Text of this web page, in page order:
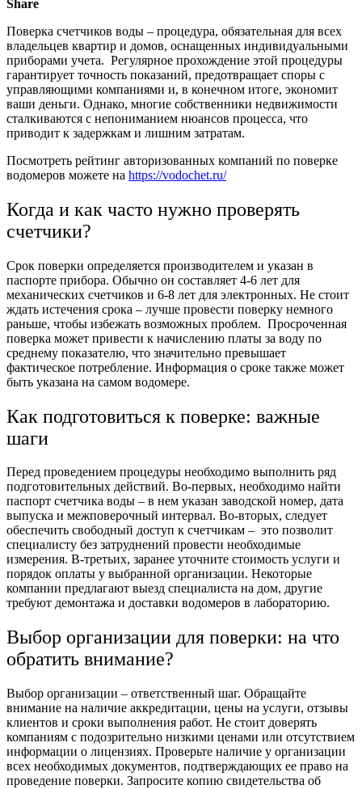
Share
Поверка счетчиков воды – процедура, обязательная для всех
владельцев квартир и домов, оснащенных индивидуальными
приборами учета. Регулярное прохождение этой процедуры
гарантирует точность показаний, предотвращает споры с
управляющими компаниями и, в конечном итоге, экономит
ваши деньги. Однако, многие собственники недвижимости
сталкиваются с непониманием нюансов процесса, что
приводит к задержкам и лишним затратам.
Посмотреть рейтинг авторизованных компаний по поверке
водомеров можете на https://vodochet.ru/
Когда и как часто нужно проверять
счетчики?
Срок поверки определяется производителем и указан в
паспорте прибора. Обычно он составляет 4-6 лет для
механических счетчиков и 6-8 лет для электронных. Не стоит
ждать истечения срока – лучше провести поверку немного
раньше, чтобы избежать возможных проблем. Просроченная
поверка может привести к начислению платы за воду по
среднему показателю, что значительно превышает
фактическое потребление. Информация о сроке также может
быть указана на самом водомере.
Как подготовиться к поверке: важные
шаги
Перед проведением процедуры необходимо выполнить ряд
подготовительных действий. Во-первых, необходимо найти
паспорт счетчика воды – в нем указан заводской номер, дата
выпуска и межповерочный интервал. Во-вторых, следует
обеспечить свободный доступ к счетчикам – это позволит
специалисту без затруднений провести необходимые
измерения. В-третьих, заранее уточните стоимость услуги и
порядок оплаты у выбранной организации. Некоторые
компании предлагают выезд специалиста на дом, другие
требуют демонтажа и доставки водомеров в лабораторию.
Выбор организации для поверки: на что
обратить внимание?
Выбор организации – ответственный шаг. Обращайте
внимание на наличие аккредитации, цены на услуги, отзывы
клиентов и сроки выполнения работ. Не стоит доверять
компаниям с подозрительно низкими ценами или отсутствием
информации о лицензиях. Проверьте наличие у организации
всех необходимых документов, подтверждающих ее право на
проведение поверки. Запросите копию свидетельства об